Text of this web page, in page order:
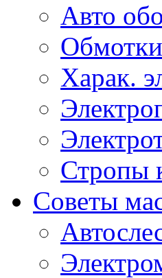
Авто
Харак.
Стропы
Советы